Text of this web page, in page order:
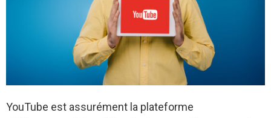
YouTube est assurément la plateforme